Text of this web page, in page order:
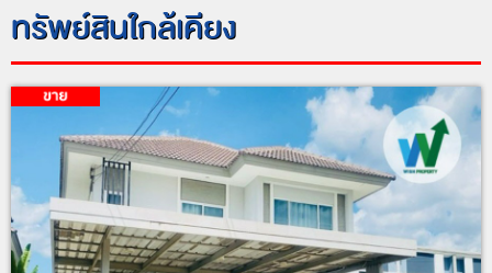
ทรัพย์สินใกล้เคียง